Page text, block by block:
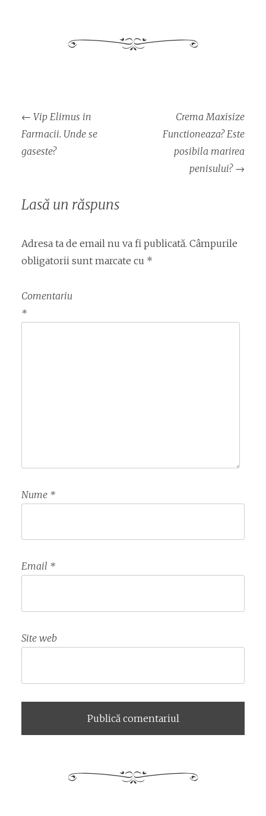
Navigare
articol
← Vip Elimus in
Farmacii. Unde se
gaseste?
Crema Maxisize
Functioneaza? Este
posibila marirea
penisului? →
Lasă un răspuns
Adresa ta de email nu va fi publicată. Câmpurile
obligatorii sunt marcate cu *
Comentariu
*
Nume *
Email *
Site web